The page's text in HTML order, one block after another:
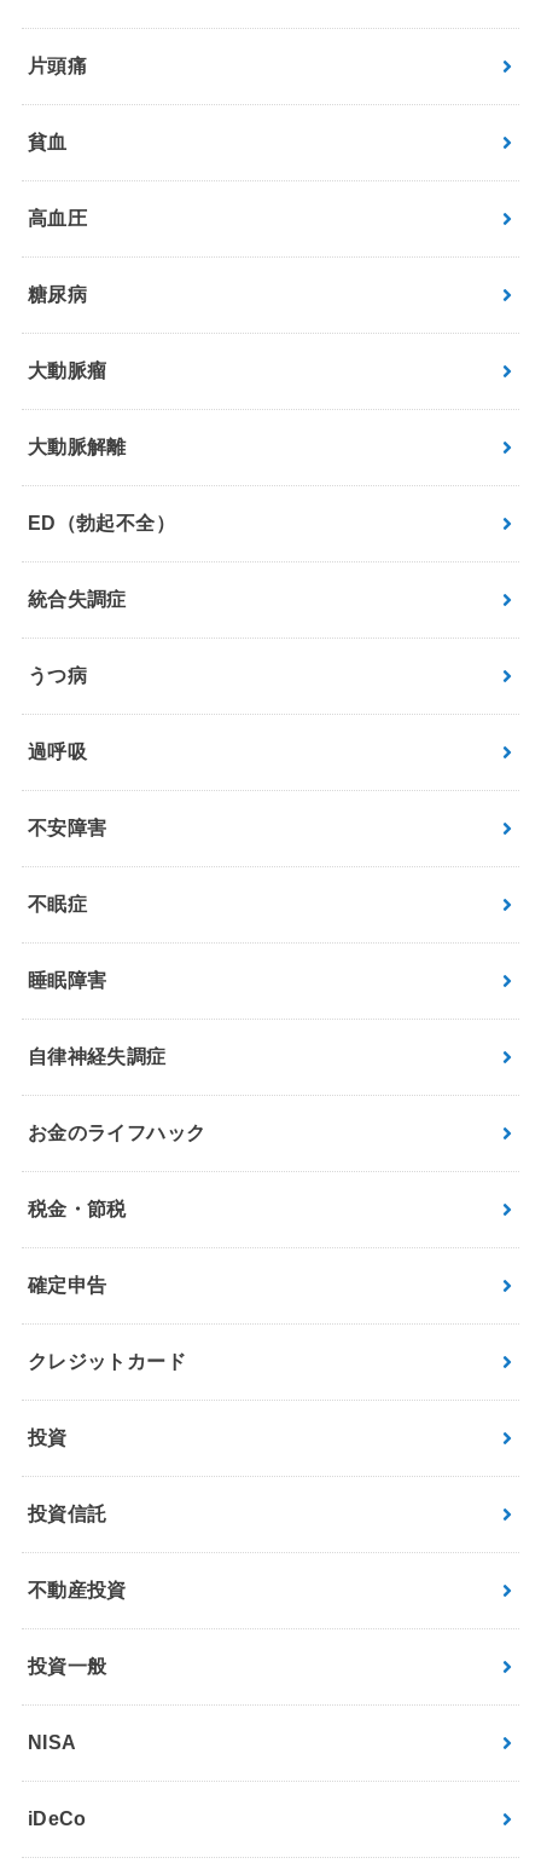
片頭痛
貧血
高血圧
糖尿病
大動脈瘤
大動脈解離
ED（勃起不全）
統合失調症
うつ病
過呼吸
不安障害
不眠症
睡眠障害
自律神経失調症
お金のライフハック
税金・節税
確定申告
クレジットカード
投資
投資信託
不動産投資
投資一般
NISA
iDeCo